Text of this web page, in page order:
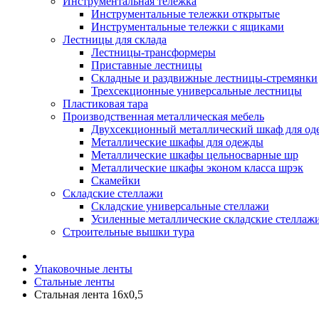
Инструментальные тележки открытые
Инструментальные тележки с ящиками
Лестницы для склада
Лестницы-трансформеры
Приставные лестницы
Складные и раздвижные лестницы-стремянки
Трехсекционные универсальные лестницы
Пластиковая тара
Производственная металлическая мебель
Двухсекционный металлический шкаф для
Металлические шкафы для одежды
Металлические шкафы цельносварные шр
Металлические шкафы эконом класса шрэк
Скамейки
Складские стеллажи
Складские универсальные стеллажи
Усиленные металлические складские
Строительные вышки тура
Упаковочные ленты
Стальные ленты
Стальная лента 16х0,5